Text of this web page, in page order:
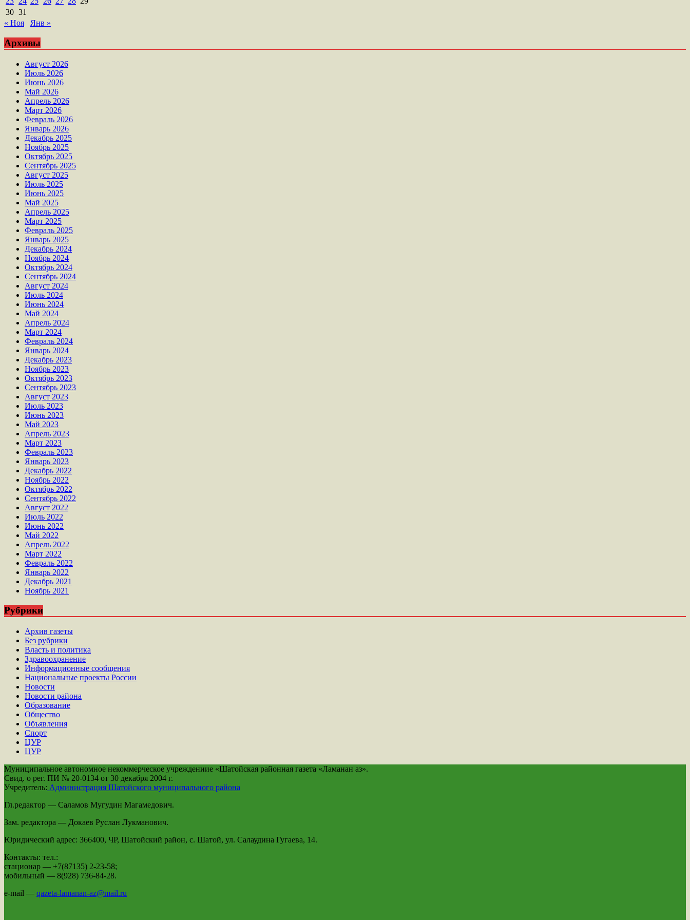
30 31
« Ноя
Янв »
Архивы
Август 2026
Июль 2026
Июнь 2026
Май 2026
Апрель 2026
Март 2026
Февраль 2026
Январь 2026
Декабрь 2025
Ноябрь 2025
Октябрь 2025
Сентябрь 2025
Август 2025
Июль 2025
Июнь 2025
Май 2025
Апрель 2025
Март 2025
Февраль 2025
Январь 2025
Декабрь 2024
Ноябрь 2024
Октябрь 2024
Сентябрь 2024
Август 2024
Июль 2024
Июнь 2024
Май 2024
Апрель 2024
Март 2024
Февраль 2024
Январь 2024
Декабрь 2023
Ноябрь 2023
Октябрь 2023
Сентябрь 2023
Август 2023
Июль 2023
Июнь 2023
Май 2023
Апрель 2023
Март 2023
Февраль 2023
Январь 2023
Декабрь 2022
Ноябрь 2022
Октябрь 2022
Сентябрь 2022
Август 2022
Июль 2022
Июнь 2022
Май 2022
Апрель 2022
Март 2022
Февраль 2022
Январь 2022
Декабрь 2021
Ноябрь 2021
Рубрики
Архив газеты
Без рубрики
Власть и политика
Здравоохранение
Информационные сообщения
Национальные проекты России
Новости
Новости района
Образование
Общество
Объявления
Спорт
ЦУР
ЦУР
Муниципальное автономное некоммерческое учреждениие «Шатойская районная газета «Ламанан аз».
Свид. о рег. ПИ № 20-0134 от 30 декабря 2004 г.
Учредитель: Администрация Шатойского муниципального района
Гл.редактор — Саламов Мугудин Магамедович.
Зам. редактора — Докаев Руслан Лукманович.
Юридический адрес: 366400, ЧР, Шатойский район, с. Шатой, ул. Салаудина Гугаева, 14.
Контакты: тел.:
стационар — +7(87135) 2-23-58;
мобильный — 8(928) 736-84-28.
e-mail — qazeta-lamanan-az@mail.ru